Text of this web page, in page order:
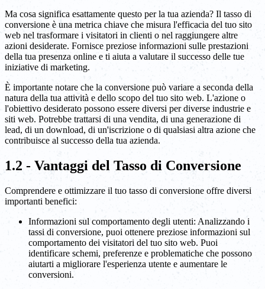
Ma cosa significa esattamente questo per la tua azienda? Il tasso di
conversione è una metrica chiave che misura l'efficacia del tuo sito
web nel trasformare i visitatori in clienti o nel raggiungere altre
azioni desiderate. Fornisce preziose informazioni sulle prestazioni
della tua presenza online e ti aiuta a valutare il successo delle tue
iniziative di marketing.
È importante notare che la conversione può variare a seconda della
natura della tua attività e dello scopo del tuo sito web. L'azione o
l'obiettivo desiderato possono essere diversi per diverse industrie e
siti web. Potrebbe trattarsi di una vendita, di una generazione di
lead, di un download, di un'iscrizione o di qualsiasi altra azione che
contribuisce al successo della tua azienda.
1.2 - Vantaggi del Tasso di Conversione
Comprendere e ottimizzare il tuo tasso di conversione offre diversi
importanti benefici:
Informazioni sul comportamento degli utenti: Analizzando i
tassi di conversione, puoi ottenere preziose informazioni sul
comportamento dei visitatori del tuo sito web. Puoi
identificare schemi, preferenze e problematiche che possono
aiutarti a migliorare l'esperienza utente e aumentare le
conversioni.